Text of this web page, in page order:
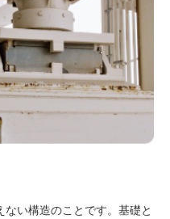
い構造のことです。基礎と